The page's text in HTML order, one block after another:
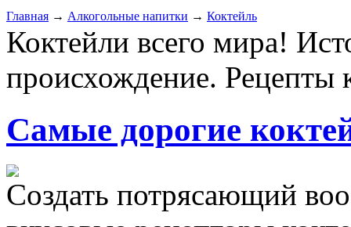
Главная → Алкогольные напитки → Коктейль
Коктейли всего мира!
происхождение. Рецепты
Самые дорогие
Создать потрясающий